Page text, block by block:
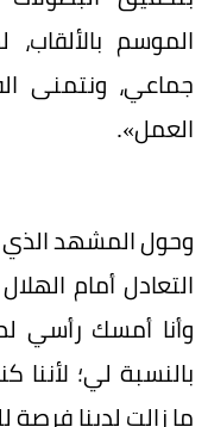
الموسم
جماعي، ونتمنى
العمل».
وحول المشهد
التعادل أمام
وأنا أمسك رأسي
بالنسبة لي؛ لأننا
ما زالت لدينا فرصة